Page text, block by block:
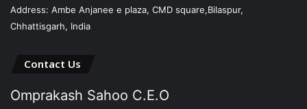
Address: Ambe Anjanee e plaza, CMD square,Bilaspur,
Chhattisgarh, India
Contact Us
Omprakash Sahoo C.E.O